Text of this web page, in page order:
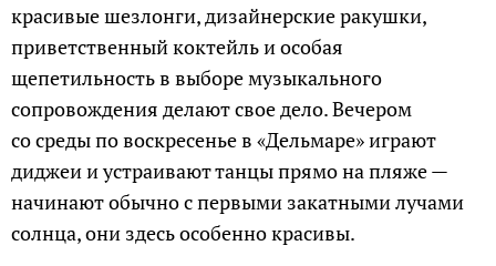
красивые шезлонги, дизайнерские ракушки,
приветственный коктейль и особая
щепетильность в выборе музыкального
сопровождения делают свое дело. Вечером
со среды по воскресенье в «Дельмаре» играют
диджеи и устраивают танцы прямо на пляже —
начинают обычно с первыми закатными лучами
солнца, они здесь особенно красивы.